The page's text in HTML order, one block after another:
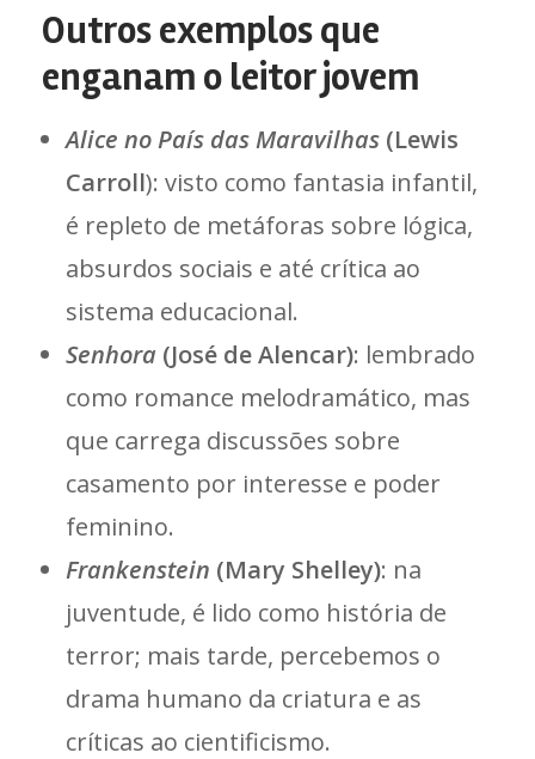
Outros exemplos que
enganam o leitor jovem
Alice no País das Maravilhas (Lewis
Carroll): visto como fantasia infantil,
é repleto de metáforas sobre lógica,
absurdos sociais e até crítica ao
sistema educacional.
Senhora (José de Alencar): lembrado
como romance melodramático, mas
que carrega discussões sobre
casamento por interesse e poder
feminino.
Frankenstein (Mary Shelley): na
juventude, é lido como história de
terror; mais tarde, percebemos o
drama humano da criatura e as
críticas ao cientificismo.